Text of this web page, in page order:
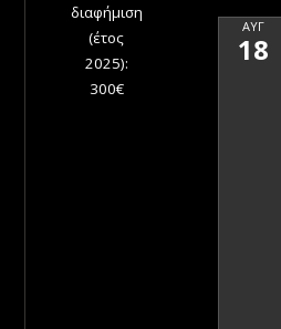
διαφήμιση
(έτος
2025):
300€
ΑΥΓ
18